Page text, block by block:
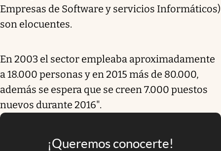
Empresas de Software y servicios Informáticos)
son elocuentes.
En 2003 el sector empleaba aproximadamente
a 18.000 personas y en 2015 más de 80.000,
además se espera que se creen 7.000 puestos
nuevos durante 2016".
¡Queremos conocerte!